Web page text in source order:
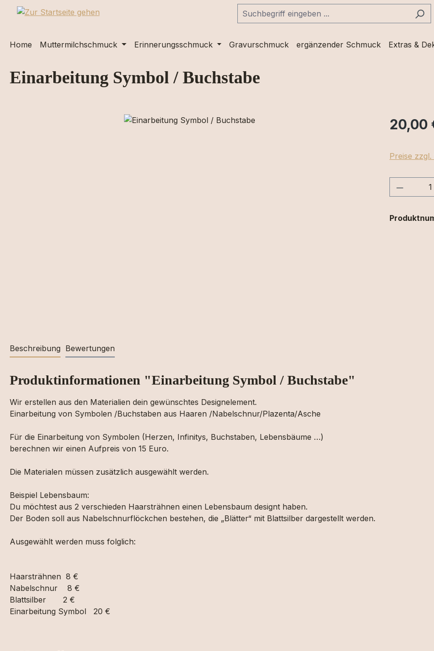
Hauptinhalt springen
Zur Suche springen
Zur Hauptnavigation springen
Home Muttermilchschmuck Erinnerungsschmuck Gravurschmuck ergänzender Schmuck Extras &
Einarbeitung Symbol / Buchstabe
20,00
Preise
Beschreibung Bewertungen
Produktinformationen "Einarbeitung Symbol / Buchstabe"
Wir erstellen aus den Materialien dein gewünschtes Designelement.
Einarbeitung von Symbolen /Buchstaben aus Haaren /Nabelschnur/Plazenta/Asche
Für die Einarbeitung von Symbolen (Herzen, Infinitys, Buchstaben, Lebensbäume …)
berechnen wir einen Aufpreis von 15 Euro.
Die Materialen müssen zusätzlich ausgewählt werden.
Beispiel Lebensbaum:
Du möchtest aus 2 verschieden Haarsträhnen einen Lebensbaum designt haben.
Der Boden soll aus Nabelschnurflöckchen bestehen, die „Blätter“ mit Blattsilber dargestellt werden.
Ausgewählt werden muss folglich:
Haarsträhnen 8 €
Nabelschnur 8 €
Blattsilber 2 €
Einarbeitung Symbol 20 €